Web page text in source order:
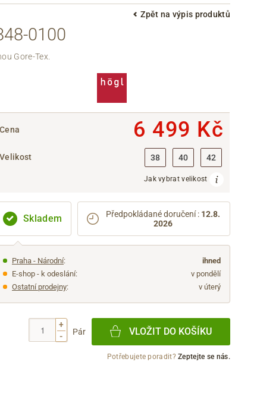
Zpět na výpis produktů
0100
Gore-Tex.
Cena 6 499 Kč
Velikost 38 40 42
Jak vybrat velikost
Skladem Předpokládané doručení : 12.8.
2026
Praha - Národní:
ihned
E-shop - k odeslání:
v pondělí
Ostatní prodejny: v úterý
+
-
Pár VLOŽIT DO KOŠÍKU
Potřebujete poradit?Zeptejte se nás.